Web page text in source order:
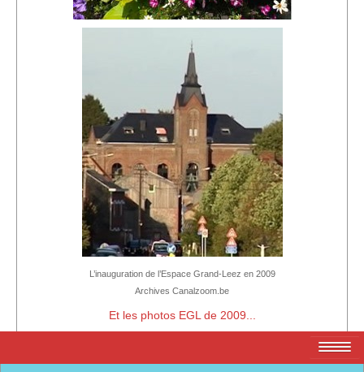
L’inauguration de l’Espace Grand-Leez en 2009
Archives Canalzoom.be
Et les photos EGL de 2009...